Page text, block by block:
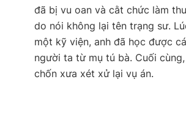
đã bị vu oan và cằt chức làm
do nói không lại tên trạng sư.
một kỹ viện, anh đã học được
người ta từ mụ tú bà. Cuối
chốn xưa xét xử lại vụ án.